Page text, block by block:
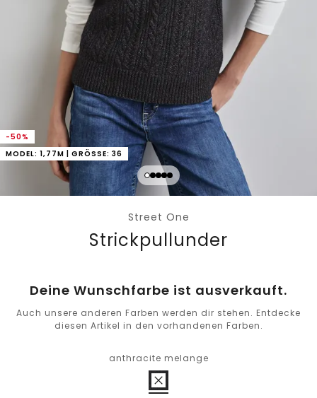
-50%
MODEL: 1,77M | GRÖSSE: 36
Street One
Strickpullunder
Deine Wunschfarbe ist ausverkauft.
Auch unsere anderen Farben werden dir stehen. Entdecke
diesen Artikel in den vorhandenen Farben.
anthracite melange